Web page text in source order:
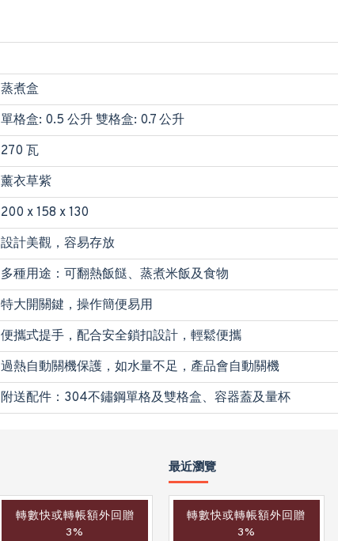
蒸煮盒
單格盒: 0.5 公升 雙格盒: 0.7 公升
270 瓦
薰衣草紫
200 x 158 x 130
設計美觀，容易存放
多種用途：可翻熱飯餸、蒸煮米飯及食物
特大開關鍵，操作簡便易用
便攜式提手，配合安全鎖扣設計，輕鬆便攜
過熱自動關機保護，如水量不足，產品會自動關機
附送配件：304不鏽鋼單格及雙格盒、容器蓋及量杯
轉數快或轉帳額外回贈
3%
轉數快或轉帳額外回贈
3%
最近瀏覽
轉數快或轉帳額外回贈
3%